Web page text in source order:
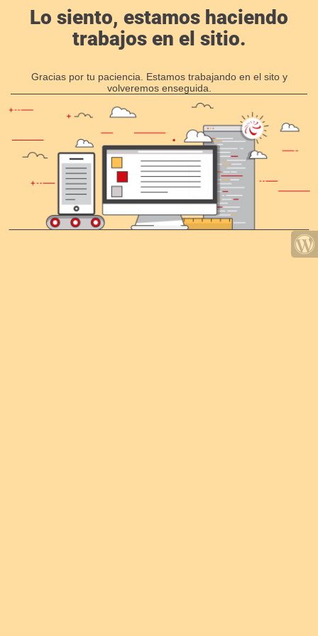
Lo siento, estamos haciendo
trabajos en el sitio.
Gracias por tu paciencia. Estamos trabajando en el sito y
volveremos enseguida.